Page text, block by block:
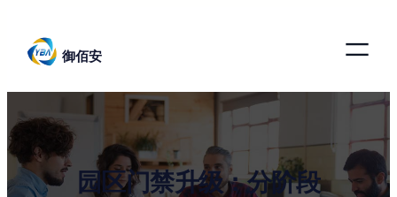
御佰安
园区门禁升级：分阶段